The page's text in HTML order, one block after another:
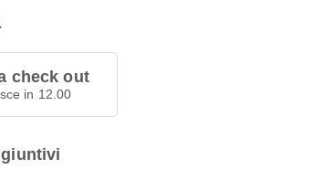
check out
in 12.00